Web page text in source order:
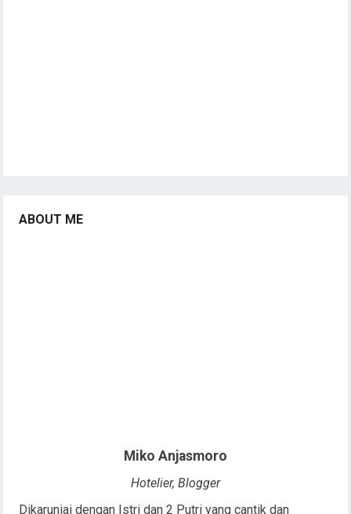
ABOUT ME
Miko Anjasmoro
Hotelier, Blogger
Dikaruniai dengan Istri dan 2 Putri yang cantik dan